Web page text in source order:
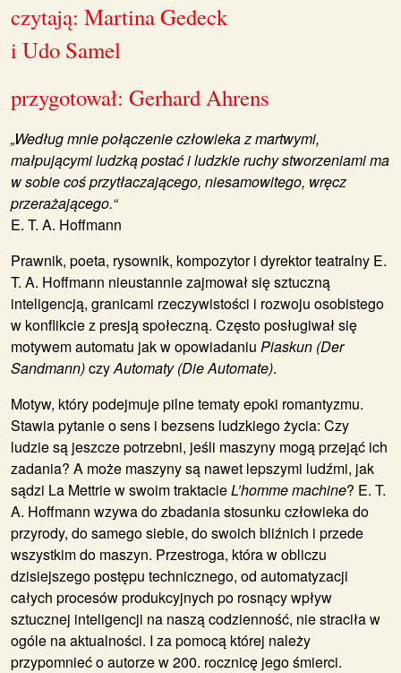
czytają: Martina Gedeck
i Udo Samel
przygotował: Gerhard Ahrens
„Według mnie połączenie człowieka z martwymi,
małpującymi ludzką postać i ludzkie ruchy stworzeniami ma
w sobie coś przytłaczającego, niesamowitego, wręcz
przerażającego.“
E. T. A. Hoffmann
Prawnik, poeta, rysownik, kompozytor i dyrektor teatralny E.
T. A. Hoffmann nieustannie zajmował się sztuczną
inteligencją, granicami rzeczywistości i rozwoju osobistego
w konflikcie z presją społeczną. Często posługiwał się
motywem automatu jak w opowiadaniu Piaskun (Der
Sandmann)czyAutomaty (Die Automate).
Motyw, który podejmuje pilne tematy epoki romantyzmu.
Stawia pytanie o sens i bezsens ludzkiego życia: Czy
ludzie są jeszcze potrzebni, jeśli maszyny mogą przejąć ich
zadania? A może maszyny są nawet lepszymi ludźmi, jak
sądzi La Mettrie w swoim traktacieL’homme machine? E. T.
A. Hoffmann wzywa do zbadania stosunku człowieka do
przyrody, do samego siebie, do swoich bliźnich i przede
wszystkim do maszyn. Przestroga, która w obliczu
dzisiejszego postępu technicznego, od automatyzacji
całych procesów produkcyjnych po rosnący wpływ
sztucznej inteligencji na naszą codzienność, nie straciła w
ogóle na aktualności. I za pomocą której należy
przypomnieć o autorze w 200. rocznicę jego śmierci.